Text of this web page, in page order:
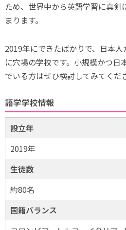
ため、世界中から英語学習に真剣
まります。
2019年にできたばかりで、日本
に穴場の学校です。小規模かつ日
でいる方はぜひ検討してみてくだ
語学学校情報
設立年
2019年
生徒数
約80名
国籍バランス